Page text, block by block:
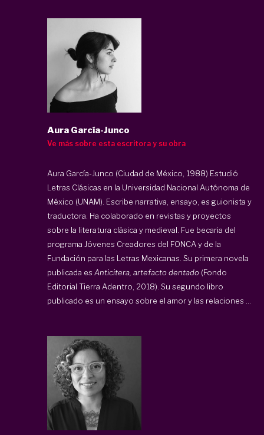
Aura García-Junco
Ve más sobre esta escritora y su obra
Aura García-Junco (Ciudad de México, 1988) Estudió
Letras Clásicas en la Universidad Nacional Autónoma de
México (UNAM). Escribe narrativa, ensayo, es guionista y
traductora. Ha colaborado en revistas y proyectos
sobre la literatura clásica y medieval. Fue becaria del
programa Jóvenes Creadores del FONCA y de la
Fundación para las Letras Mexicanas. Su primera novela
publicada es Anticitera, artefacto dentado (Fondo
Editorial Tierra Adentro, 2018). Su segundo libro
publicado es un ensayo sobre el amor y las relaciones ...